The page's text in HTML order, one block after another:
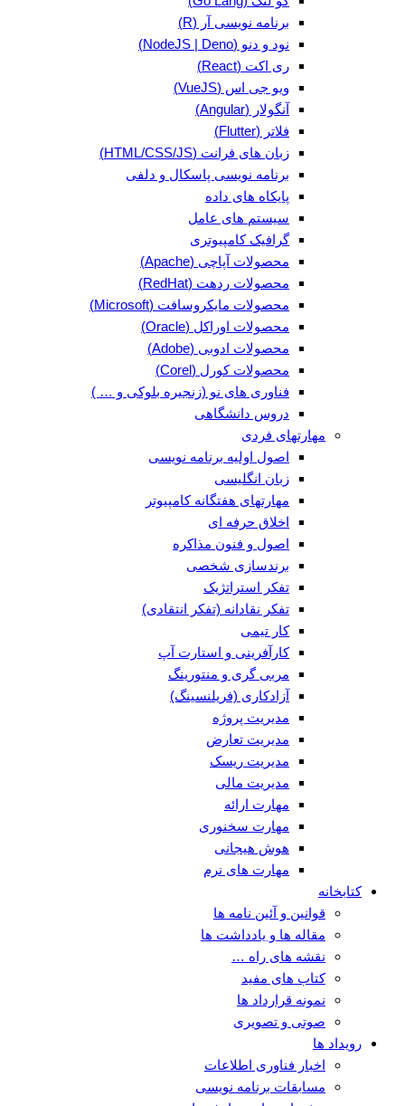
برنامه نویسی آر (R)
نود و دنو (NodeJS | Deno)
ری اکت (React)
ویو جی اس (VueJS)
آنگولار (Angular)
فلاتر (Flutter)
زبان های فرانت (HTML/CSS/JS)
برنامه نویسی پاسکال و دلفی
پایکاه های داده
سیستم های عامل
گرافیک کامپیوتری
محصولات آپاچی (Apache)
محصولات ردهت (RedHat)
محصولات مایکروسافت (Microsoft)
محصولات اوراکل (Oracle)
محصولات ادوبی (Adobe)
محصولات کورل (Corel)
فناوری های نو (زنجیره بلوکی و … )
دروس دانشگاهی
مهارتهای فردی
اصول اولیه برنامه نویسی
زبان انگلیسی
مهارتهای هفتگانه کامپیوتر
اخلاق حرفه ای
اصول و فنون مذاکره
برندسازی شخصی
تفکر استراتژیک
تفکر نقادانه (تفکر انتقادی)
کار تیمی
کارآفرینی و استارت آپ
مربی گری و منتورینگ
آزادکاری (فریلنسینگ)
مدیریت پروژه
مدیریت تعارض
مدیریت ریسک
مدیریت مالی
مهارت ارائه
مهارت سخنوری
هوش هیجانی
مهارت های نرم
کتابخانه
قوانین و آئین نامه ها
مقاله ها و یادداشت ها
نقشه های راه …
کتاب های مفید
نمونه قرارداد ها
صوتی و تصویری
رویداد ها
اخبار فناوری اطلاعات
مسابقات برنامه نویسی